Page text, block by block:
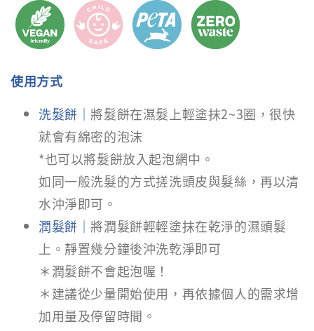
使用方式
洗髮餅｜將髮餅在濕髮上輕塗抹2~3圈，很快
就會有綿密的泡沫
*也可以將髮餅放入起泡網中。
如同一般洗髮的方式搓洗頭皮與髮絲，再以清
水沖淨即可。
潤髮餅｜將潤髮餅輕輕塗抹在乾淨的濕頭髮
上。靜置幾分鐘後沖洗乾淨即可
＊潤髮餅不會起泡喔！
＊建議從少量開始使用，再依據個人的需求增
加用量及停留時間。